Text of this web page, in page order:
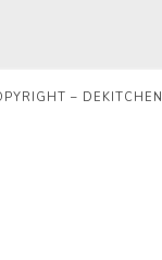
– DEKITCHEN